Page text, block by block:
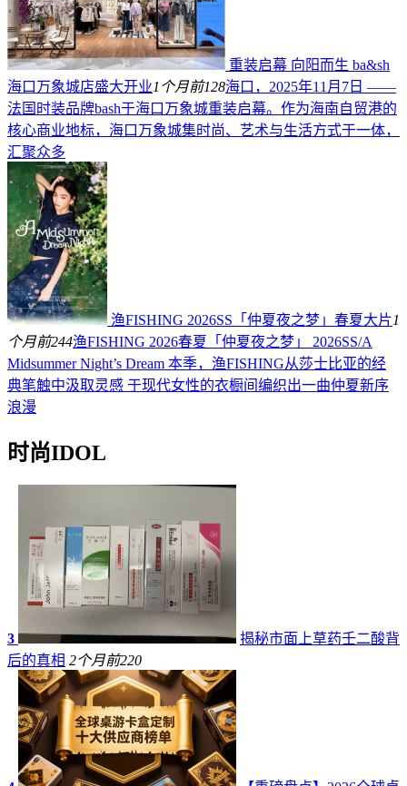
重装启幕 向阳而生 ba&sh
海口万象城店盛大开业1个月前128海口，2025年11月7日 ——
法国时装品牌bash于海口万象城重装启幕。作为海南自贸港的
核心商业地标，海口万象城集时尚、艺术与生活方式于一体，
汇聚众多
渔FISHING 2026SS「仲夏夜之梦」春夏大片1
个月前244渔FISHING 2026春夏「仲夏夜之梦」 2026SS/A
Midsummer Night’s Dream 本季，渔FISHING从莎士比亚的经
典笔触中汲取灵感 于现代女性的衣橱间编织出一曲仲夏新序
浪漫
时尚IDOL
3
揭秘市面上草药壬二酸背
后的真相 2个月前220